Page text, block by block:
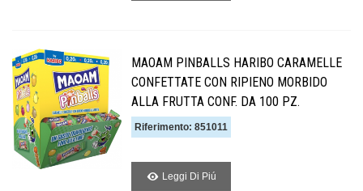
MAOAM PINBALLS HARIBO CARAMELLE
CONFETTATE CON RIPIENO MORBIDO
ALLA FRUTTA CONF. DA 100 PZ.
Riferimento: 851011
Leggi Di Piú